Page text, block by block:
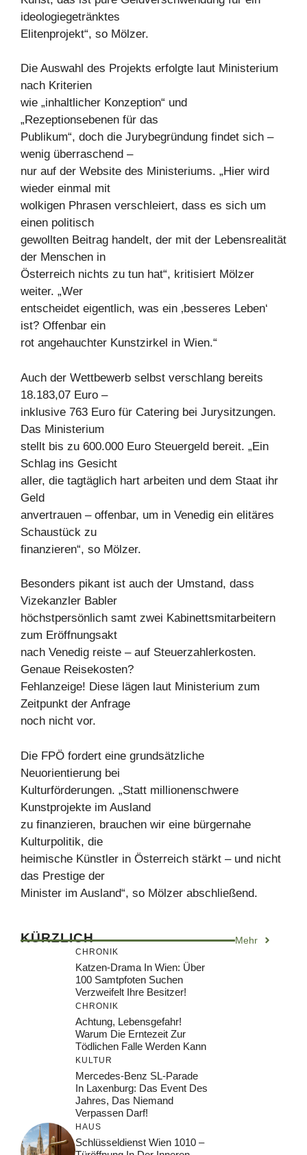
ideologiegetränktes
Elitenprojekt“, so Mölzer.
Die Auswahl des Projekts erfolgte laut Ministerium
nach Kriterien
wie „inhaltlicher Konzeption“ und
„Rezeptionsebenen für das
Publikum“, doch die Jurybegründung findet sich –
wenig überraschend –
nur auf der Website des Ministeriums. „Hier wird
wieder einmal mit
wolkigen Phrasen verschleiert, dass es sich um
einen politisch
gewollten Beitrag handelt, der mit der Lebensrealität
der Menschen in
Österreich nichts zu tun hat“, kritisiert Mölzer
weiter. „Wer
entscheidet eigentlich, was ein ‚besseres Leben‘
ist? Offenbar ein
rot angehauchter Kunstzirkel in Wien.“
Auch der Wettbewerb selbst verschlang bereits
18.183,07 Euro –
inklusive 763 Euro für Catering bei Jurysitzungen.
Das Ministerium
stellt bis zu 600.000 Euro Steuergeld bereit. „Ein
Schlag ins Gesicht
aller, die tagtäglich hart arbeiten und dem Staat ihr
Geld
anvertrauen – offenbar, um in Venedig ein elitäres
Schaustück zu
finanzieren“, so Mölzer.
Besonders pikant ist auch der Umstand, dass
Vizekanzler Babler
höchstpersönlich samt zwei Kabinettsmitarbeitern
zum Eröffnungsakt
nach Venedig reiste – auf Steuerzahlerkosten.
Genaue Reisekosten?
Fehlanzeige! Diese lägen laut Ministerium zum
Zeitpunkt der Anfrage
noch nicht vor.
Die FPÖ fordert eine grundsätzliche
Neuorientierung bei
Kulturförderungen. „Statt millionenschwere
Kunstprojekte im Ausland
zu finanzieren, brauchen wir eine bürgernahe
Kulturpolitik, die
heimische Künstler in Österreich stärkt – und nicht
das Prestige der
Minister im Ausland“, so Mölzer abschließend.
KÜRZLICH Mehr
CHRONIK
Katzen-Drama In Wien: Über
100 Samtpfoten Suchen
Verzweifelt Ihre Besitzer!
CHRONIK
Achtung, Lebensgefahr!
Warum Die Erntezeit Zur
Tödlichen Falle Werden Kann
KULTUR
Mercedes-Benz SL-Parade
In Laxenburg: Das Event Des
Jahres, Das Niemand
Verpassen Darf!
HAUS
Schlüsseldienst Wien 1010 –